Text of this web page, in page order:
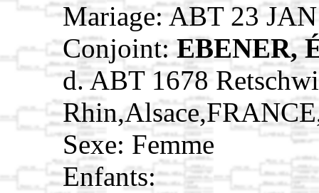
Mariage: ABT 23
Conjoint: EBENER,
d. ABT 1678
Sexe: Femme
Enfants: